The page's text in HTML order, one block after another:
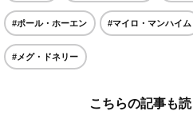
#ポール・ホーエン #マイロ・マンハイム
#メグ・ドネリー
こちらの記事も